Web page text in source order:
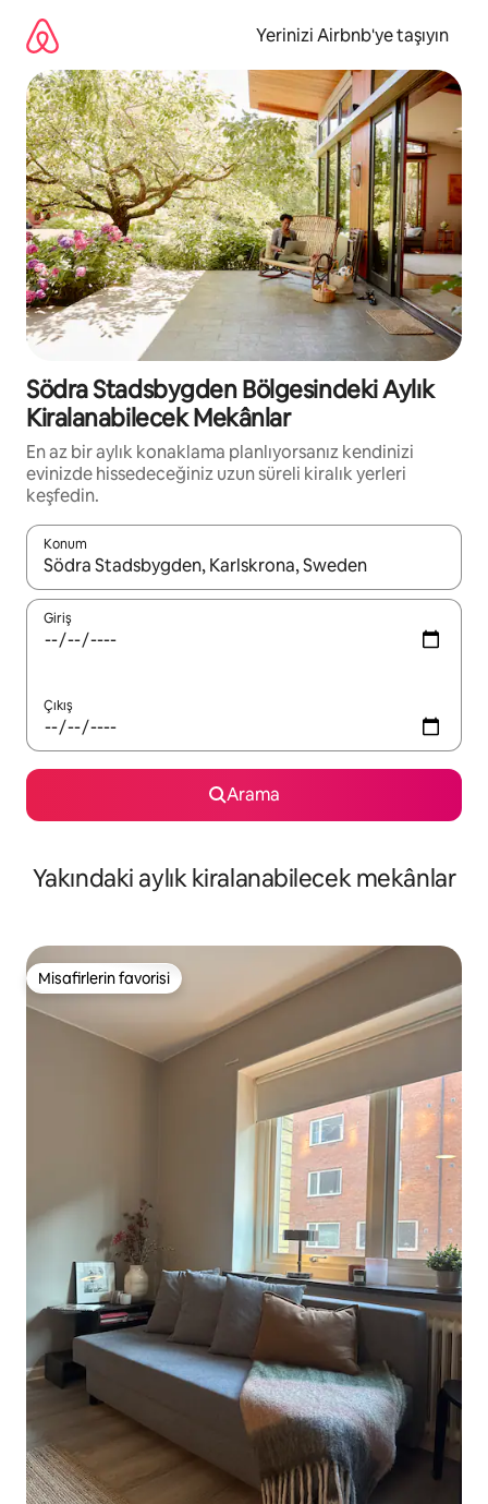
Yerinizi Airbnb'ye taşıyın
Södra Stadsbygden Bölgesindeki Aylık
Kiralanabilecek Mekânlar
En az bir aylık konaklama planlıyorsanız kendinizi
evinizde hissedeceğiniz uzun süreli kiralık yerleri
keşfedin.
Konum
Sonuçlar kullanılabilir olduğunda yukarı ve aşağı oklarıyla
Giriş
Çıkış
Arama
Yakındaki aylık kiralanabilecek mekânlar
Misafirlerin favorisi
Misafirlerin favorisi